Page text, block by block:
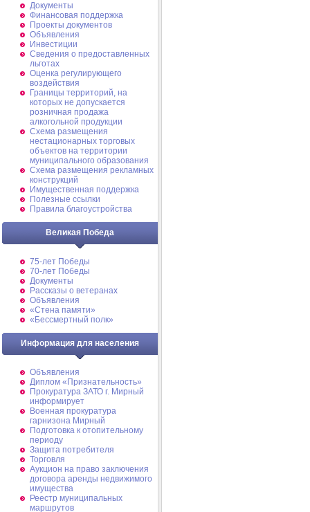
Документы
Финансовая поддержка
Проекты документов
Объявления
Инвестиции
Сведения о предоставленных
льготах
Оценка регулирующего
воздействия
Границы территорий, на
которых не допускается
розничная продажа
алкогольной продукции
Схема размещения
нестационарных торговых
объектов на территории
муниципального образования
Схема размещения рекламных
конструкций
Имущественная поддержка
Полезные ссылки
Правила благоустройства
Великая Победа
75-лет Победы
70-лет Победы
Документы
Рассказы о ветеранах
Объявления
«Стена памяти»
«Бессмертный полк»
Информация для населения
Объявления
Диплом «Признательность»
Прокуратура ЗАТО г. Мирный
информирует
Военная прокуратура
гарнизона Мирный
Подготовка к отопительному
периоду
Защита потребителя
Торговля
Аукцион на право заключения
договора аренды недвижимого
имущества
Реестр муниципальных
маршрутов